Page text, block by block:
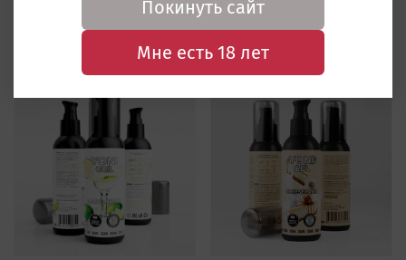
Цены доступны после
авторизации
Цены доступны после
авторизации
Покинуть сайт
Мне есть 18 лет